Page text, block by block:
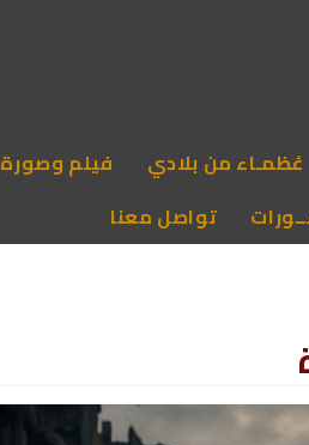
عُظمـاء من بلادي فيلم وصورة
تواصل معنا